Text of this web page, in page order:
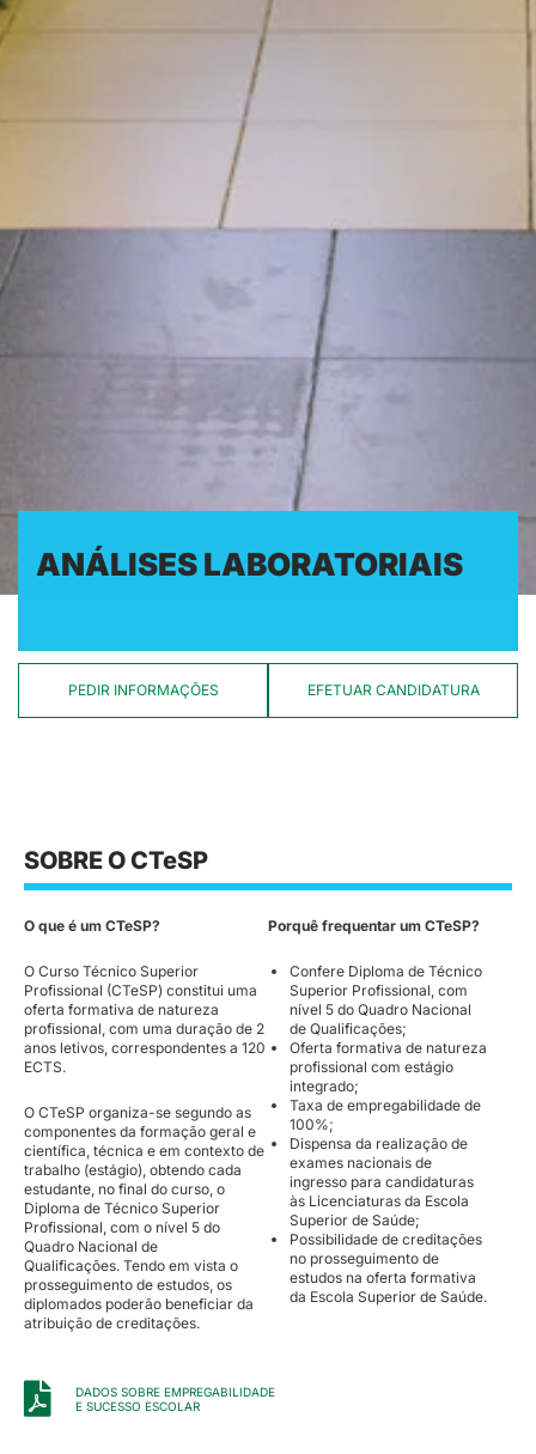
ANÁLISES LABORATORIAIS
PEDIR INFORMAÇÕES EFETUAR CANDIDATURA
SOBRE O CTeSP
O que é um CTeSP?
O Curso Técnico Superior
Profissional (CTeSP) constitui uma
oferta formativa de natureza
profissional, com uma duração de 2
anos letivos, correspondentes a 120
ECTS.
O CTeSP organiza-se segundo as
componentes da formação geral e
científica, técnica e em contexto de
trabalho (estágio), obtendo cada
estudante, no final do curso, o
Diploma de Técnico Superior
Profissional, com o nível 5 do
Quadro Nacional de
Qualificações. Tendo em vista o
prosseguimento de estudos, os
diplomados poderão beneficiar da
atribuição de creditações.
Porquê frequentar um CTeSP?
Confere Diploma de Técnico
Superior Profissional, com
nível 5 do Quadro Nacional
de Qualificações;
Oferta formativa de natureza
profissional com estágio
integrado;
Taxa de empregabilidade de
100%;
Dispensa da realização de
exames nacionais de
ingresso para candidaturas
às Licenciaturas da Escola
Superior de Saúde;
Possibilidade de creditações
no prosseguimento de
estudos na oferta formativa
da Escola Superior de Saúde.
DADOS SOBRE EMPREGABILIDADE
E SUCESSO ESCOLAR